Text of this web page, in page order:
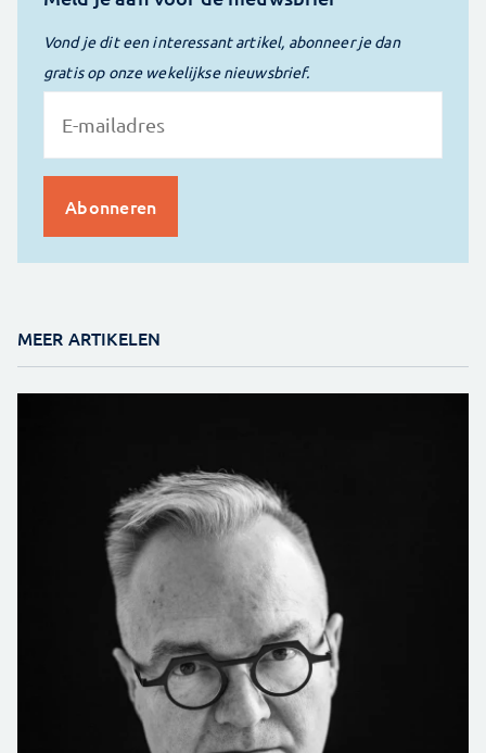
Vond je dit een interessant artikel, abonneer je dan
gratis op onze wekelijkse nieuwsbrief.
MEER ARTIKELEN